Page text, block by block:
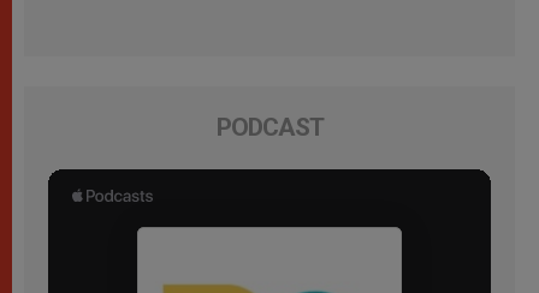
PODCAST